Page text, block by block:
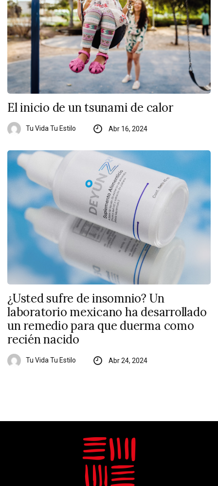
El inicio de un tsunami de calor
Tu Vida Tu Estilo Abr 16, 2024
¿Usted sufre de insomnio? Un
laboratorio mexicano ha desarrollado
un remedio para que duerma como
recién nacido
Tu Vida Tu Estilo Abr 24, 2024